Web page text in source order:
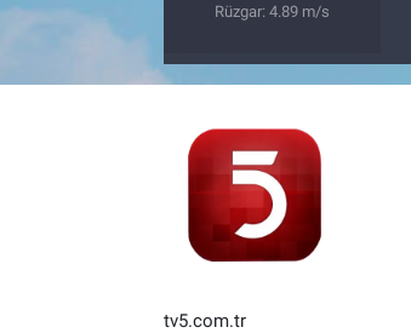
Rüzgar: 4.89 m/s
tv5.com.tr